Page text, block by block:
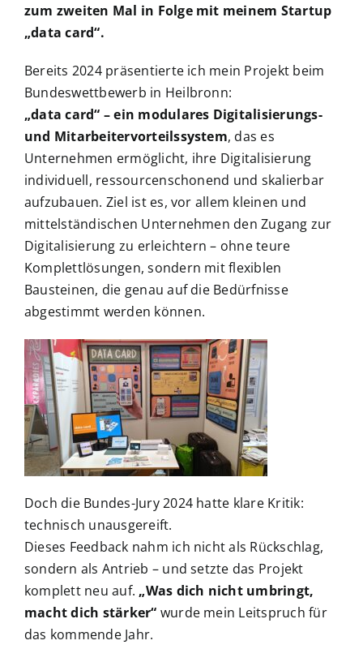
zum zweiten Mal in Folge mit meinem Startup
„data card“.
Bereits 2024 präsentierte ich mein Projekt beim
Bundeswettbewerb in Heilbronn:
„data card“ – ein modulares Digitalisierungs-
und Mitarbeitervorteilssystem, das es
Unternehmen ermöglicht, ihre Digitalisierung
individuell, ressourcenschonend und skalierbar
aufzubauen. Ziel ist es, vor allem kleinen und
mittelständischen Unternehmen den Zugang zur
Digitalisierung zu erleichtern – ohne teure
Komplettlösungen, sondern mit flexiblen
Bausteinen, die genau auf die Bedürfnisse
abgestimmt werden können.
Doch die Bundes-Jury 2024 hatte klare Kritik:
technisch unausgereift.
Dieses Feedback nahm ich nicht als Rückschlag,
sondern als Antrieb – und setzte das Projekt
komplett neu auf. „Was dich nicht umbringt,
macht dich stärker“ wurde mein Leitspruch für
das kommende Jahr.